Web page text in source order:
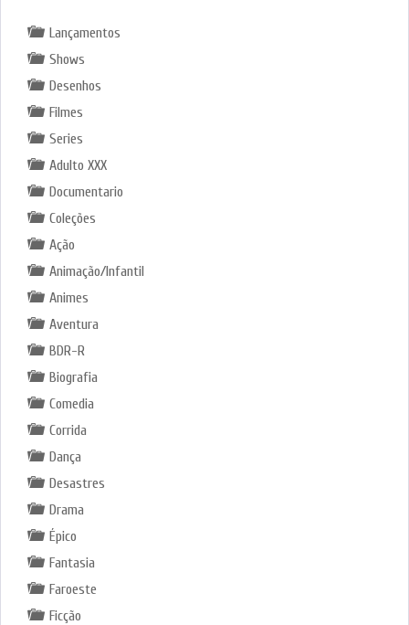
Lançamentos
Shows
Desenhos
Filmes
Series
Adulto XXX
Documentario
Coleções
Ação
Animação/Infantil
Animes
Aventura
BDR-R
Biografia
Comedia
Corrida
Dança
Desastres
Drama
Épico
Fantasia
Faroeste
Ficção